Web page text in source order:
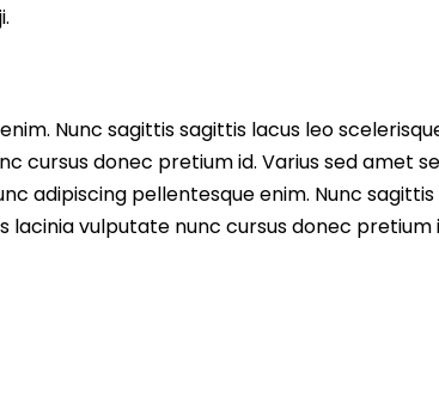
Nunc sagittis sagittis lacus leo
cursus donec pretium id. Varius sed amet
adipiscing pellentesque enim. Nunc
vulputate nunc cursus donec pretium